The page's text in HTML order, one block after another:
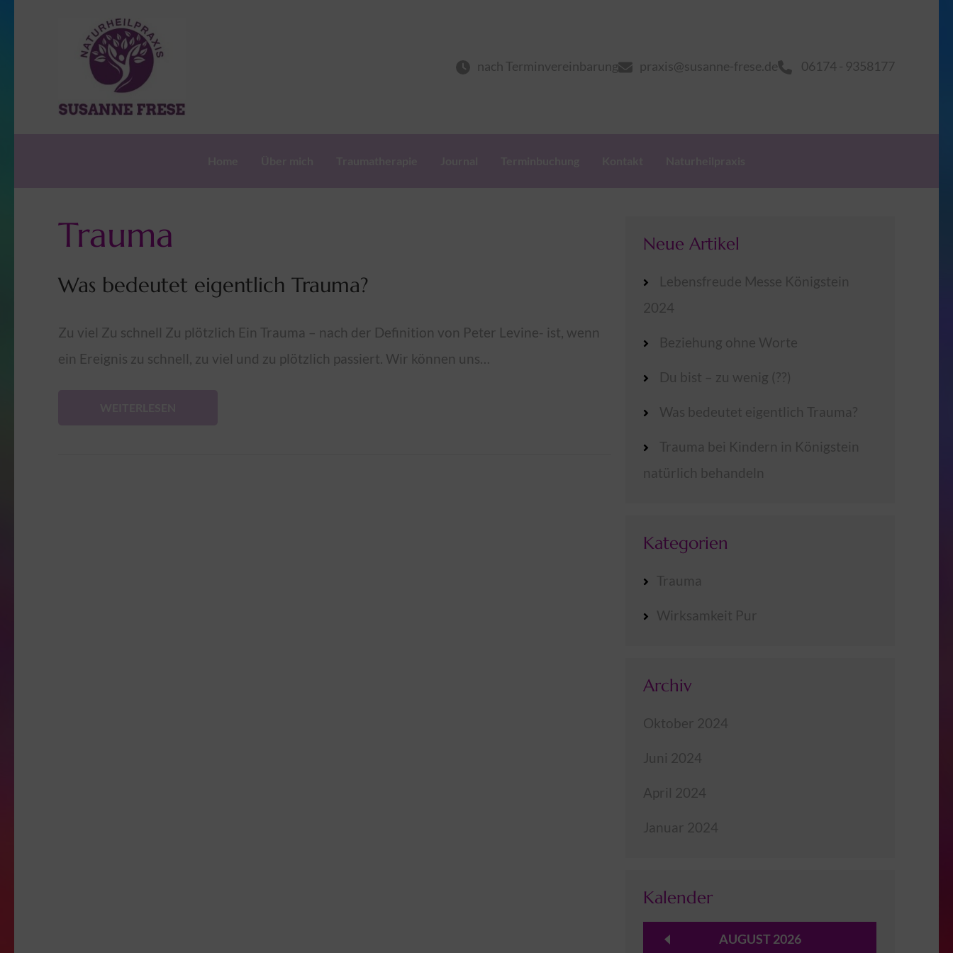
nach Terminvereinbarung praxis@susanne-frese.de 06174 - 9358177
Trauma
Was bedeutet eigentlich Trauma?
Zu viel Zu schnell Zu plötzlich Ein Trauma – nach der Definition von Peter Levine- ist, wenn
ein Ereignis zu schnell, zu viel und zu plötzlich passiert. Wir können uns…
Neue Artikel
Lebensfreude Messe Königstein
2024
Beziehung ohne Worte
Du bist – zu wenig (??)
Was bedeutet eigentlich Trauma?
Trauma bei Kindern in Königstein
natürlich behandeln
Kategorien
Trauma
Wirksamkeit Pur
Archiv
Oktober 2024
Juni 2024
April 2024
Januar 2024
Kalender
AUGUST 2026